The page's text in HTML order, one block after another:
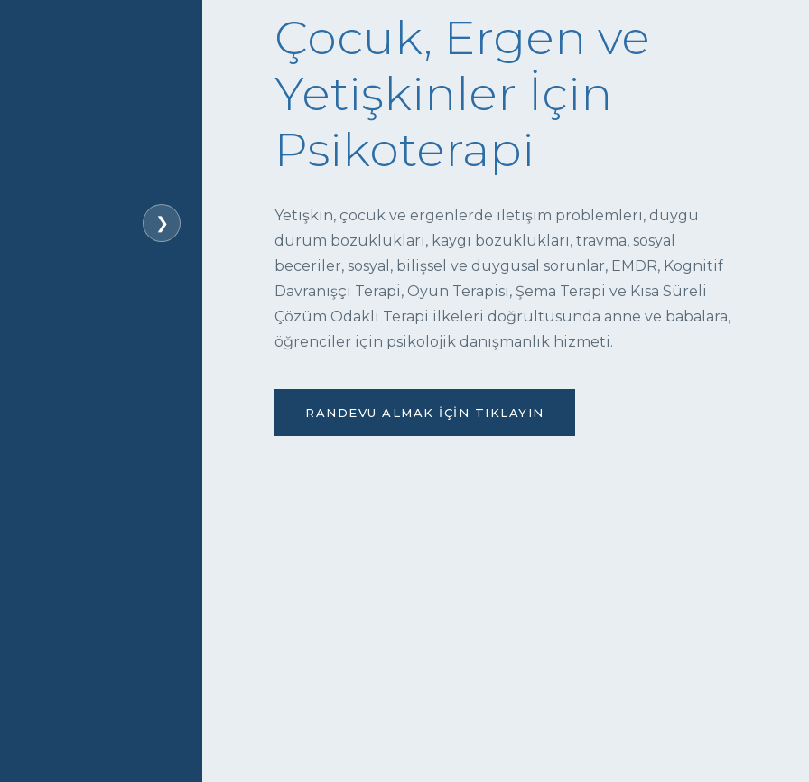
❯
Çocuk, Ergen ve
Yetişkinler İçin
Psikoterapi
Yetişkin, çocuk ve ergenlerde iletişim problemleri, duygu
durum bozuklukları, kaygı bozuklukları, travma, sosyal
beceriler, sosyal, bilişsel ve duygusal sorunlar, EMDR, Kognitif
Davranışçı Terapi, Oyun Terapisi, Şema Terapi ve Kısa Süreli
Çözüm Odaklı Terapi ilkeleri doğrultusunda anne ve babalara,
öğrenciler için psikolojik danışmanlık hizmeti.
RANDEVU ALMAK İÇIN TIKLAYIN